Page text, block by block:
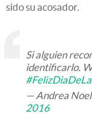
sido su acosador.
Si alguien
identificarlo.
— Andrea
2016